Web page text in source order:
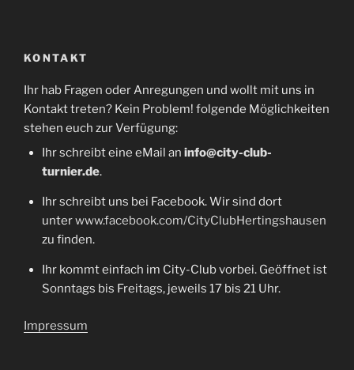
KONTAKT
Ihr hab Fragen oder Anregungen und wollt mit uns in
Kontakt treten? Kein Problem! folgende Möglichkeiten
stehen euch zur Verfügung:
Ihr schreibt eine eMail an info@city-club-
turnier.de.
Ihr schreibt uns bei Facebook. Wir sind dort
unterwww.facebook.com/CityClubHertingshausen
zu finden.
Ihr kommt einfach im City-Club vorbei. Geöffnet ist
Sonntags bis Freitags, jeweils 17 bis 21 Uhr.
Impressum